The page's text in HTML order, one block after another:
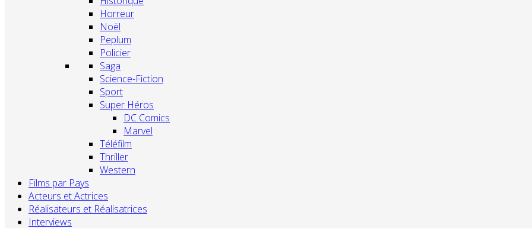
Horreur
Noël
Peplum
Policier
Saga
Science-Fiction
Sport
Super Héros
DC Comics
Marvel
Téléfilm
Thriller
Western
Films par Pays
Acteurs et Actrices
Réalisateurs et Réalisatrices
Interviews